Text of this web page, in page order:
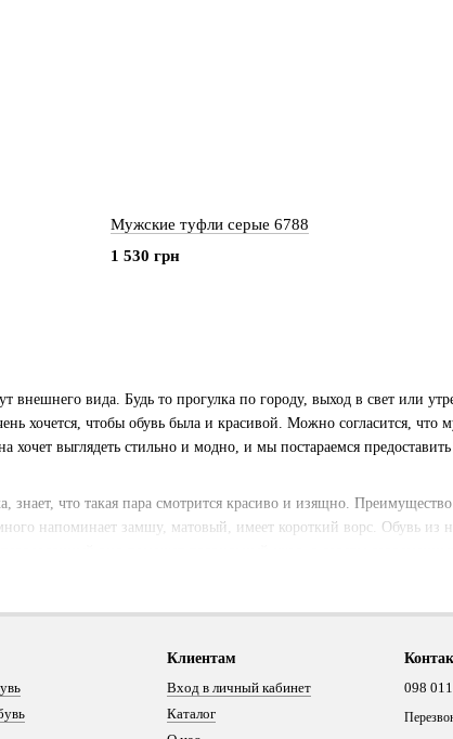
вида. Будь то прогулка по городу, выход в свет или
хочется, чтобы обувь была и красивой. Можно согласится,
выглядеть стильно и модно, и мы постараемся
знает, что такая пара смотрится красиво и изящно.
напоминает замшу, матовый, имеет короткий ворс. Обувь из
сравнении с обычной кожей. Если же говорить о искусственном
на друга различные полимеры. В результате получается
Мужские туфли серые 6788
1 530 грн
Клиентам
Вход в личный кабинет
Каталог
098